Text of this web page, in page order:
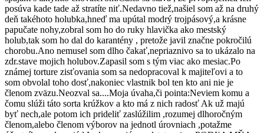
posúva kade tade až stratíte niť.Nedavno tiež,našiel som až na druhý
deň takéhoto holubka,hneď ma upútal modrý trojpásový,a krásne
papučate nohy,zobral som ho do ruky hlavička ako mestský
holub,tak som ho dal do karantény , pretože javil značne pokročilú
chorobu.Ano nemusel som dlho čakať,nepriaznivo sa to ukázalo na
zdr.stave mojich holubov.Zapasil som s tým viac ako mesiac.Po
známej torture zisťovania som sa nedopracoval k majiteľovi a to
som obvolal toho dosť,nakoniec vlastnik bol ten kto ani nie je
členom zväzu.Neozval sa....Moja úvaha,či pointa:Neviem komu a
čomu slúži táto sorta krúžkov a kto má z nich radosť Ak už majú
byť nech,ale potom ich prideliť zaslúžilim ,rozumej dlhoročným
členom,alebo členom výborov na jednotl úrovniach ,potažme